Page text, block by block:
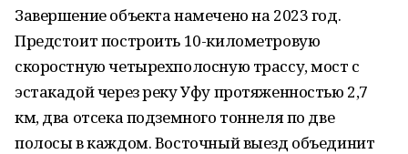
Завершение объекта намечено на 2023 год.
Предстоит построить 10-километровую
скоростную четырехполосную трассу, мост с
эстакадой через реку Уфу протяженностью 2,7
км, два отсека подземного тоннеля по две
полосы в каждом. Восточный выезд объединит